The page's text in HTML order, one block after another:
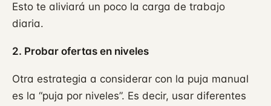
Esto te aliviará un poco la carga de trabajo
diaria.
2. Probar ofertas en niveles
Otra estrategia a considerar con la puja manual
es la “puja por niveles”. Es decir, usar diferentes